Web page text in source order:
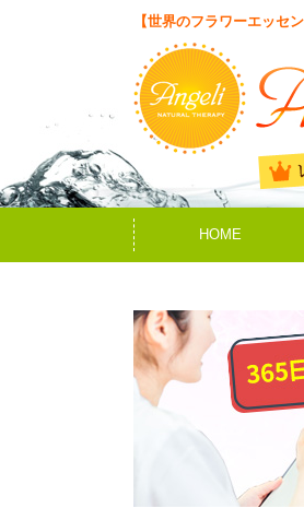
【世界のフラワーエッセ
HOME